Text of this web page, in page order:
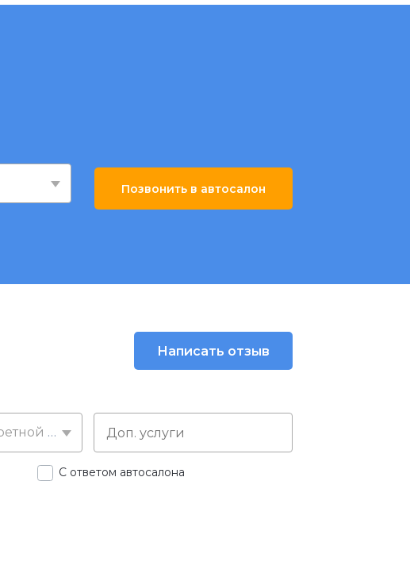
Позвонить в автосалон
Отзывы о конкретной услуге
С ответом автосалона
Написать отзыв